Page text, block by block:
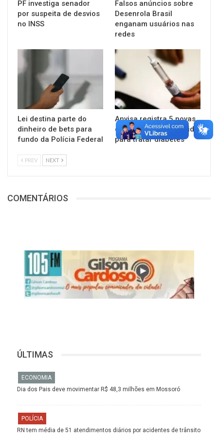
PF investiga senador
por suspeita de desvios
no INSS
Falsos anúncios sobre
Desenrola Brasil
enganam usuários nas
redes
Lei destina parte do
dinheiro de bets para
fundo da Polícia Federal
Anvisa registra 5 novas
canetas de semaglutida
para tratar diabetes
PREV NEXT
COMENTÁRIOS
ÚLTIMAS
ECONOMIA
Dia dos Pais deve movimentar R$ 48,3 milhões em Mossoró
POLÍCIA
RN tem média de 51 atendimentos diários por acidentes de trânsito